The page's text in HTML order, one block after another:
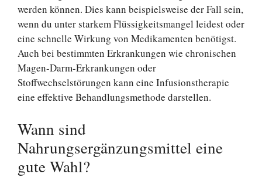
werden können. Dies kann beispielsweise der Fall sein,
wenn du unter starkem Flüssigkeitsmangel leidest oder
eine schnelle Wirkung von Medikamenten benötigst.
Auch bei bestimmten Erkrankungen wie chronischen
Magen-Darm-Erkrankungen oder
Stoffwechselstörungen kann eine Infusionstherapie
eine effektive Behandlungsmethode darstellen.
Wann sind
Nahrungsergänzungsmittel eine
gute Wahl?